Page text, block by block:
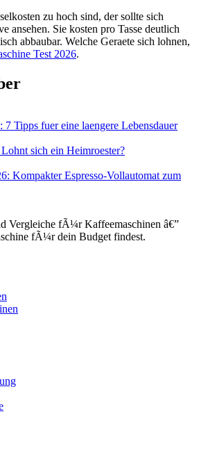
zu hoch sind, der sollte sich
ansehen. Sie kosten pro Tasse deutlich
abbaubar. Welche Geraete sich lohnen,
Test 2026.
Tipps fuer eine laengere Lebensdauer
sich ein Heimroester?
Kompakter Espresso-Vollautomat zum
Vergleiche fÃ¼r Kaffeemaschinen â€”
fÃ¼r dein Budget findest.